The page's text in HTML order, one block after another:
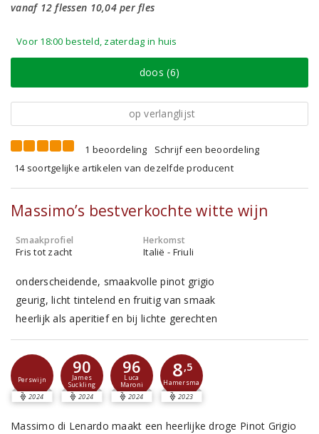
vanaf 12 flessen 10,04 per fles
Voor 18:00 besteld, zaterdag in huis
doos (6)
op verlanglijst
1 beoordeling
Schrijf een beoordeling
14 soortgelijke artikelen van dezelfde producent
Massimo’s bestverkochte witte wijn
Smaakprofiel
Fris tot zacht
Herkomst
Italië - Friuli
onderscheidende, smaakvolle pinot grigio
geurig, licht tintelend en fruitig van smaak
heerlijk als aperitief en bij lichte gerechten
Perswijn
2024
90
James
Suckling
2024
96
Luca
Maroni
2024
8,5
Hamersma
2023
Massimo di Lenardo maakt een heerlijke droge Pinot Grigio